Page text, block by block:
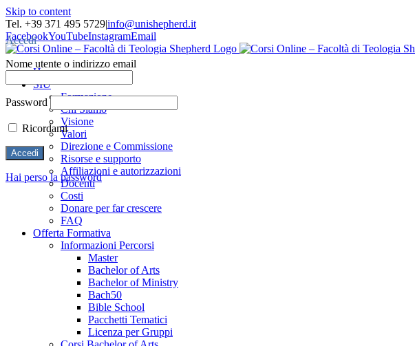
Skip to content
Tel. +39 371 495 5729|info@unishepherd.it
FacebookYouTubeInstagramEmail
Home
SIU
Formazione
Chi Siamo
Visione
Valori
Direzione e Commissione
Risorse e supporto
Affiliazioni e autorizzazioni
Docenti
Costi
Donare per far crescere
FAQ
Offerta Formativa
Informazioni Percorsi
Master
Bachelor of Arts
Bachelor of Ministry
Bach50
Bible School
Pacchetti Tematici
Licenza per Gruppi
Accedi
Nome utente o indirizzo email
Password
Ricordami
Hai perso la password